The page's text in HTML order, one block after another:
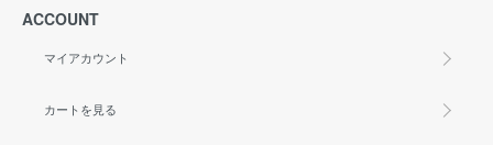
ACCOUNT
マイアカウント
カートを見る